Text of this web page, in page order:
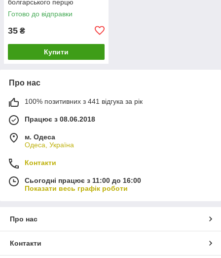
болгарського перцю
Готово до відправки
35 ₴
Купити
Про нас
100% позитивних з 441 відгука за рік
Працює з 08.06.2018
м. Одеса
Одеса, Україна
Контакти
Сьогодні працює з 11:00 до 16:00
Показати весь графік роботи
Про нас
Контакти